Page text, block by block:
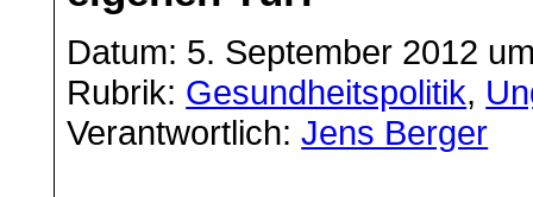
Datum: 5. September 2012
Rubrik: Gesundheitspolitik,
Verantwortlich:Jens Berger